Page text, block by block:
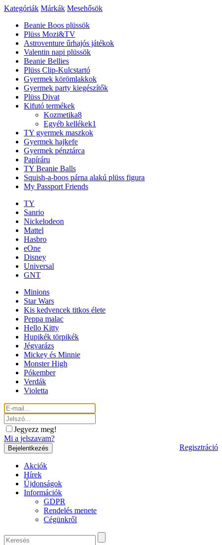
Kategóriák Márkák Mesehősök
Beanie Boos plüssök
Plüss Mozi&TV
Astroventure űrhajós játékok
Valentin napi plüssök
Beanie Bellies
Plüss Clip-Kulcstartó
Gyermek körömlakkok
Gyermek party kiegészítők
Plüss Divat
Kifutó termékek
Kozmetika8
Egyéb kellékek1
TY gyermek maszkok
Gyermek hajkefe
Gyermek pénztárca
Papíráru
TY Beanie Balls
Squish-a-boos párna alakú plüss figura
My Passport Friends
TY
Sanrio
Nickelodeon
Mattel
Hasbro
eOne
Disney
Universal
GNT
Minions
Star Wars
Kis kedvencek titkos élete
Peppa malac
Hello Kitty
Hupikék törpikék
Jégvarázs
Mickey és Minnie
Monster High
Pókember
Verdák
Violetta
Jegyezz meg!
Mi a jelszavam?
Regisztráció
Akciók
Hírek
Újdonságok
Információk
GDPR
Rendelés menete
Cégünkről